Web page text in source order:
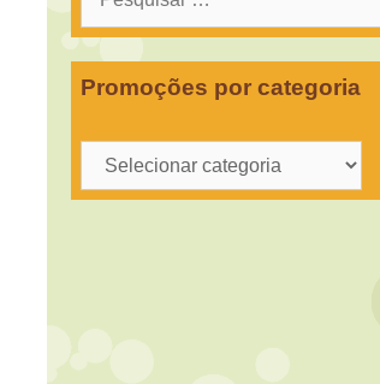
Promoções por categoria
Promoções
por